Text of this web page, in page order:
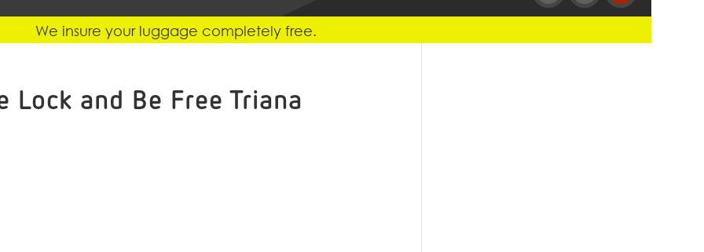
We insure your luggage completely free.
Lock and Be Free Triana